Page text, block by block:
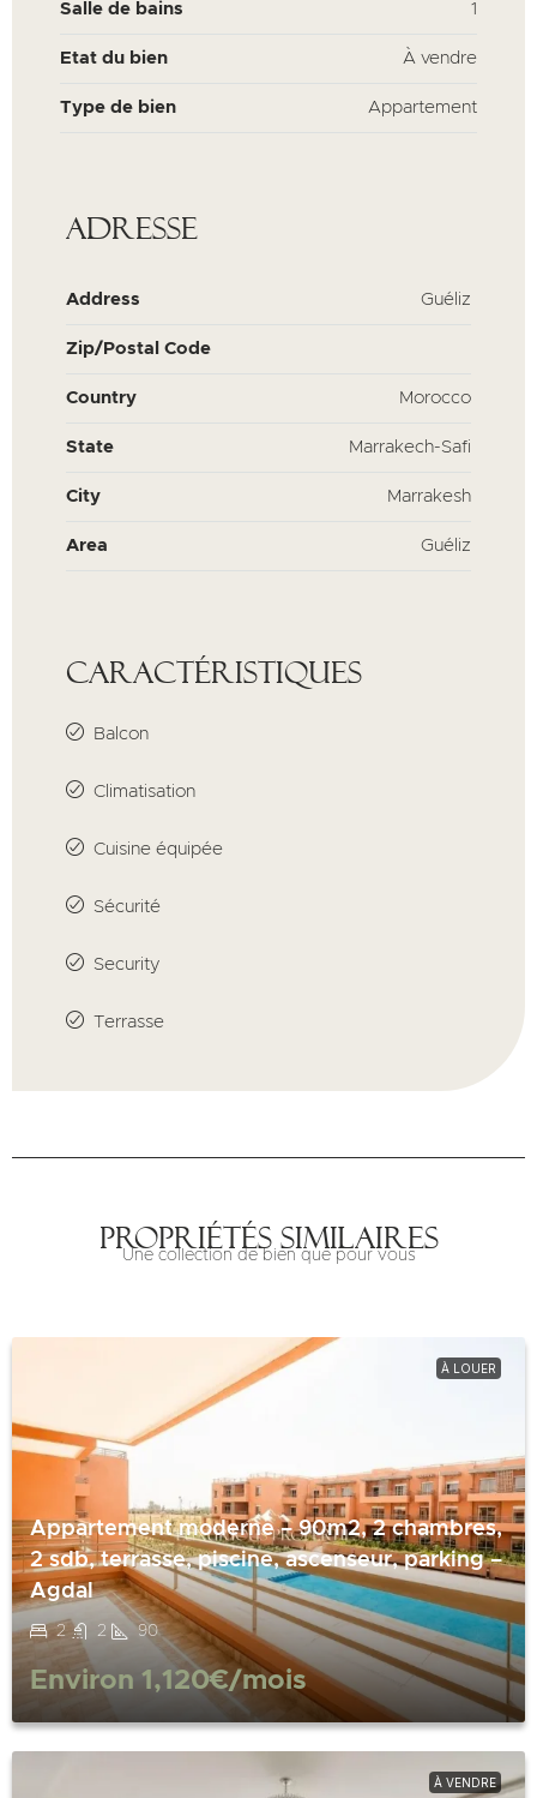
Salle de bains 1
Etat du bien À vendre
Type de bien Appartement
Adresse
Address Guéliz
Zip/Postal Code
Country Morocco
State Marrakech-Safi
City Marrakesh
Area Guéliz
Caractéristiques
Balcon
Climatisation
Cuisine équipée
Sécurité
Security
Terrasse
Propriétés similaires
Une collection de bien que pour vous
À LOUER
Appartement moderne – 90m2, 2 chambres,
2 sdb, terrasse, piscine, ascenseur, parking –
Agdal
2 2 90
Environ 1,120€/mois
À VENDRE